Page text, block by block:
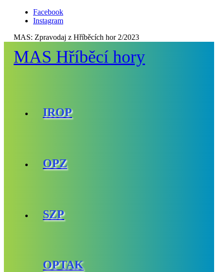
Facebook
Instagram
MAS: Zpravodaj z Hříběcích hor 2/2023
MAS Hříběcí hory
IROP
OPZ
SZP
OPTAK